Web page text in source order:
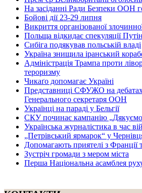
На засіданні Ради Безпеки ООН
Бойові дії 23-29 липня
Викриття організованої
Польща відкидає спекуляції
Сибіга подякував польській владі
Україна знищила іранський
Адміністрація Трампа проти
тероризму
Чикаґо допомагає Україні
Представниці СФУЖО на дебатах
Генерального секретаря ООН
Українці на параді у Бельгії
СКУ починає кампанію
Українська журналістика в час
„Петрівський ярмарок“ у
Допомагають приятелі з Франції
Зустріч громади з мером міста
Перша Національна асамблея руху